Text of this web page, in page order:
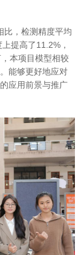
比，检测精度平均
提高了11.2%，
本项目模型相较
能够更好地应对
应用前景与推广